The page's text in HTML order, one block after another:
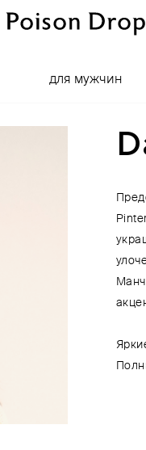
для мужчин